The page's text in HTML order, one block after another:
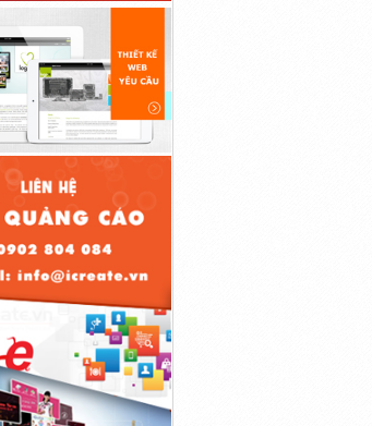
Thiên Dược Có Thể Bạn
Chưa...
490,000đ